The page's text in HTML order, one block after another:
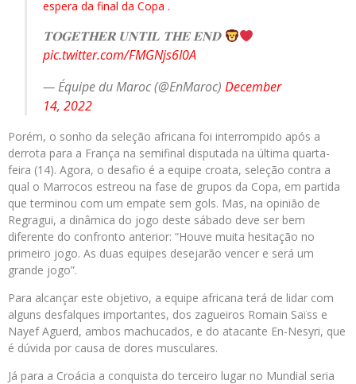
espera da final da Copa .
𝐓𝐎𝐆𝐄𝐓𝐇𝐄𝐑 𝐔𝐍𝐓𝐈𝐋 𝐓𝐇𝐄 𝐄𝐍𝐃
pic.twitter.com/FMGNjs6I0A
— Équipe du Maroc (@EnMaroc)December
14, 2022
Porém, o sonho da seleção africana foi interrompido após a
derrota para a França na semifinal disputada na última quarta-
feira (14). Agora, o desafio é a equipe croata, seleção contra a
qual o Marrocos estreou na fase de grupos da Copa, em partida
que terminou com um empate sem gols. Mas, na opinião de
Regragui, a dinâmica do jogo deste sábado deve ser bem
diferente do confronto anterior: “Houve muita hesitação no
primeiro jogo. As duas equipes desejarão vencer e será um
grande jogo”.
Para alcançar este objetivo, a equipe africana terá de lidar com
alguns desfalques importantes, dos zagueiros Romain Saïss e
Nayef Aguerd, ambos machucados, e do atacante En-Nesyri, que
é dúvida por causa de dores musculares.
Já para a Croácia a conquista do terceiro lugar no Mundial seria